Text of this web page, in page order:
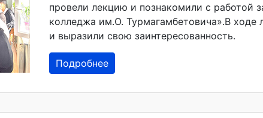
провели лекцию и познакомили с работой
колледжа им.О. Турмагамбетовича».В
и выразили свою заинтересованность.
Подробнее